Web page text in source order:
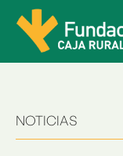
Saltar
contenido
NOTICIAS